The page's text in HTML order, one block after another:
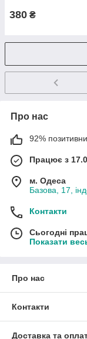
380 ₴
Про нас
92%
Працює з
м. Одеса
Базова, 17,
Контакти
Сьогодні
Показати
Про нас
Контакти
Доставка та